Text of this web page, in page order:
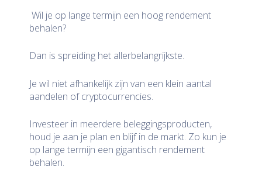
Wil je op lange termijn een hoog rendement
behalen?
Dan is spreiding het allerbelangrijkste.
Je wil niet afhankelijk zijn van een klein aantal
aandelen of cryptocurrencies.
Investeer in meerdere beleggingsproducten,
houd je aan je plan en blijf in de markt. Zo kun je
op lange termijn een gigantisch rendement
behalen.